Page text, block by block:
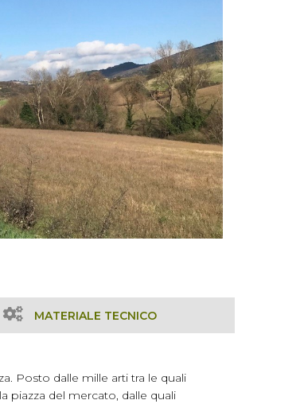
MATERIALE TECNICO
Posto dalle mille arti tra le quali
piazza del mercato, dalle quali